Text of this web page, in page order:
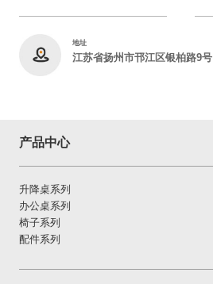
地址
江苏省扬州市邗江区银柏路9号
产品中心
升降桌系列
办公桌系列
椅子系列
配件系列